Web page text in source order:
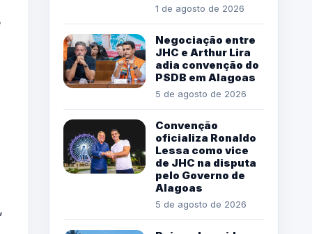
1 de agosto de 2026
Negociação entre
JHC e Arthur Lira
adia convenção do
PSDB em Alagoas
5 de agosto de 2026
Convenção
oficializa Ronaldo
Lessa como vice
de JHC na disputa
pelo Governo de
Alagoas
5 de agosto de 2026